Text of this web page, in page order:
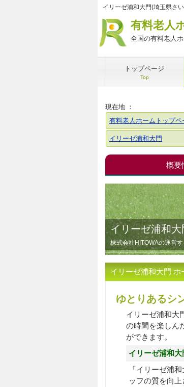
イリーゼ浦和大門(埼玉県さ
有料老人
全国の有料老人
トップページ
Top
現在地 ：
有料老人ホームトップペ
イリーゼ浦和大門
概要
イリーゼ浦和大
株式会社HITOWAの運営
イリーゼ浦和大門 ホ
ゆとりあるシ
イリーゼ浦和大
の時間を楽しん
ができます。
イリーゼ浦和
「イリーゼ浦
ッフの質を向